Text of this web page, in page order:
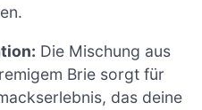
Die Mischung aus
Brie sorgt für
das deine